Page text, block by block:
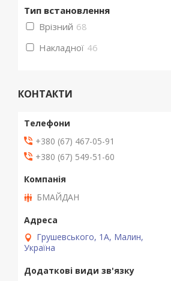
Тип встановлення
Врізний 68
Накладної 46
КОНТАКТИ
+380 (67) 467-05-91
+380 (67) 549-51-60
БМАЙДАН
Грушевського, 1А, Малин,
Україна